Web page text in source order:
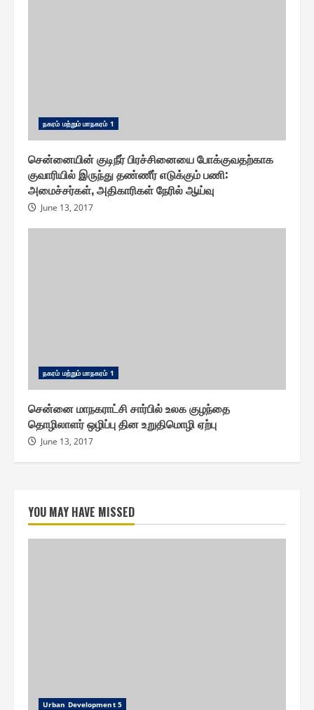
ந௧ரம் மற்றும் மாந௧ரம் 1
சென்னையின் குடிநீர் பிரச்சினையை போக்குவதற்காக
குவாரியில் இருந்து தண்ணீர் எடுக்கும் பணி :
அமைச்சர்கள், அதிகாரிகள் நேரில் ஆய்வு
June 13, 2017
ந௧ரம் மற்றும் மாந௧ரம் 1
சென்னை மாநகராட்சி சார்பில் உலக குழந்தை
தொழிலாளர் ஒழிப்பு தின உறுதிமொழி ஏற்பு
June 13, 2017
YOU MAY HAVE MISSED
Urban Development 5